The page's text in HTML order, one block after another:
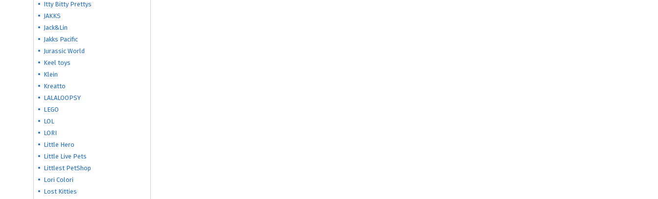
Itty Bitty Prettys
JAKKS
Jack&Lin
Jakks Pacific
Jurassic World
Keel toys
Klein
Kreatto
LALALOOPSY
LEGO
LOL
LORI
Little Hero
Little Live Pets
Littlest PetShop
Lori Colori
Lost Kitties